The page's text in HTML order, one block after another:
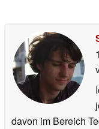
davon im Bereich